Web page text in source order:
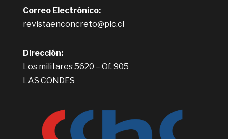
Correo Electrónico:
revistaenconcreto@plc.cl
Dirección:
Los militares 5620 – Of. 905
LAS CONDES